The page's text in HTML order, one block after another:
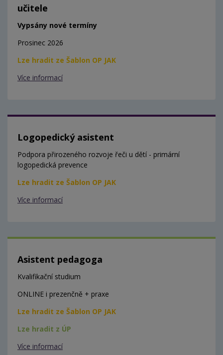
učitele
Vypsány nové termíny
Prosinec 2026
Lze hradit ze Šablon OP JAK
Více informací
Logopedický asistent
Podpora přirozeného rozvoje řeči u dětí - primární
logopedická prevence
Lze hradit ze Šablon OP JAK
Více informací
Asistent pedagoga
Kvalifikační studium
ONLINE i prezenčně + praxe
Lze hradit ze Šablon OP JAK
Lze hradit z ÚP
Více informací